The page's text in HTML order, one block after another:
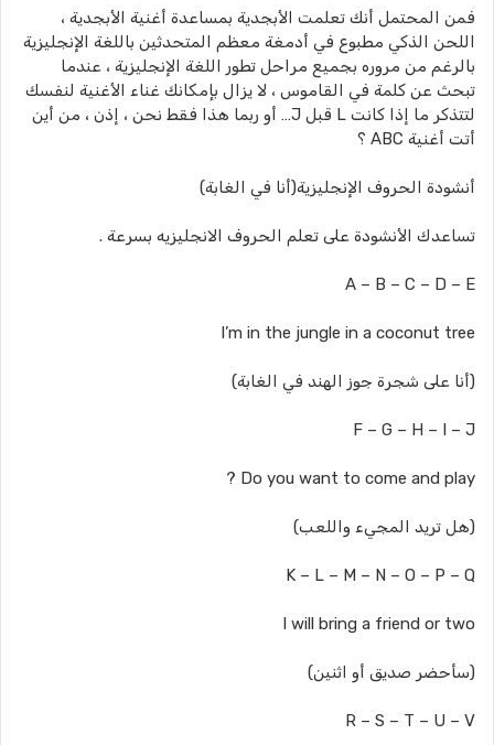
فمن المحتمل أنك تعلمت الأبجدية بمساعدة أغنية الأبجدية ،
اللحن الذكي مطبوع في أدمغة معظم المتحدثين باللغة الإنجليزية
بالرغم من مروره بجميع مراحل تطور اللغة الإنجليزية ، عندما
تبحث عن كلمة في القاموس ، لا يزال بإمكانك غناء الأغنية لنفسك
لتتذكر ما إذا كانت L قبل J… أو ربما هذا فقط نحن ، إذن ، من أين
أتت أغنية ABC ؟
أنشودة الحروف الإنجليزية(أنا في الغابة)
تساعدك الأنشودة على تعلم الحروف الانجليزيه بسرعة .
A – B – C – D – E
I’m in the jungle in a coconut tree
(أنا على شجرة جوز الهند في الغابة)
F – G – H – I – J
Do you want to come and play ?
(هل تريد المجيء واللعب)
K – L – M – N – O – P – Q
I will bring a friend or two
(سأحضر صديق أو اثنين)
R – S – T – U – V